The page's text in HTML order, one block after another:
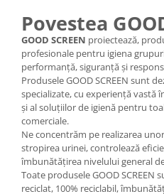
Povestea
GOOD SCREEN proiectează,
profesionale pentru igiena
performanță, siguranță și
Produsele GOOD SCREEN sunt
specializate, cu experiență
și al soluțiilor de igienă pentru
comerciale.
Ne concentrăm pe realizarea
stropirea urinei, controlează
îmbunătățirea nivelului general
Toate produsele GOOD SCREEN
reciclat, 100% reciclabil,